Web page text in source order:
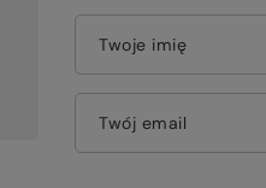
Twoje imię
Twój email